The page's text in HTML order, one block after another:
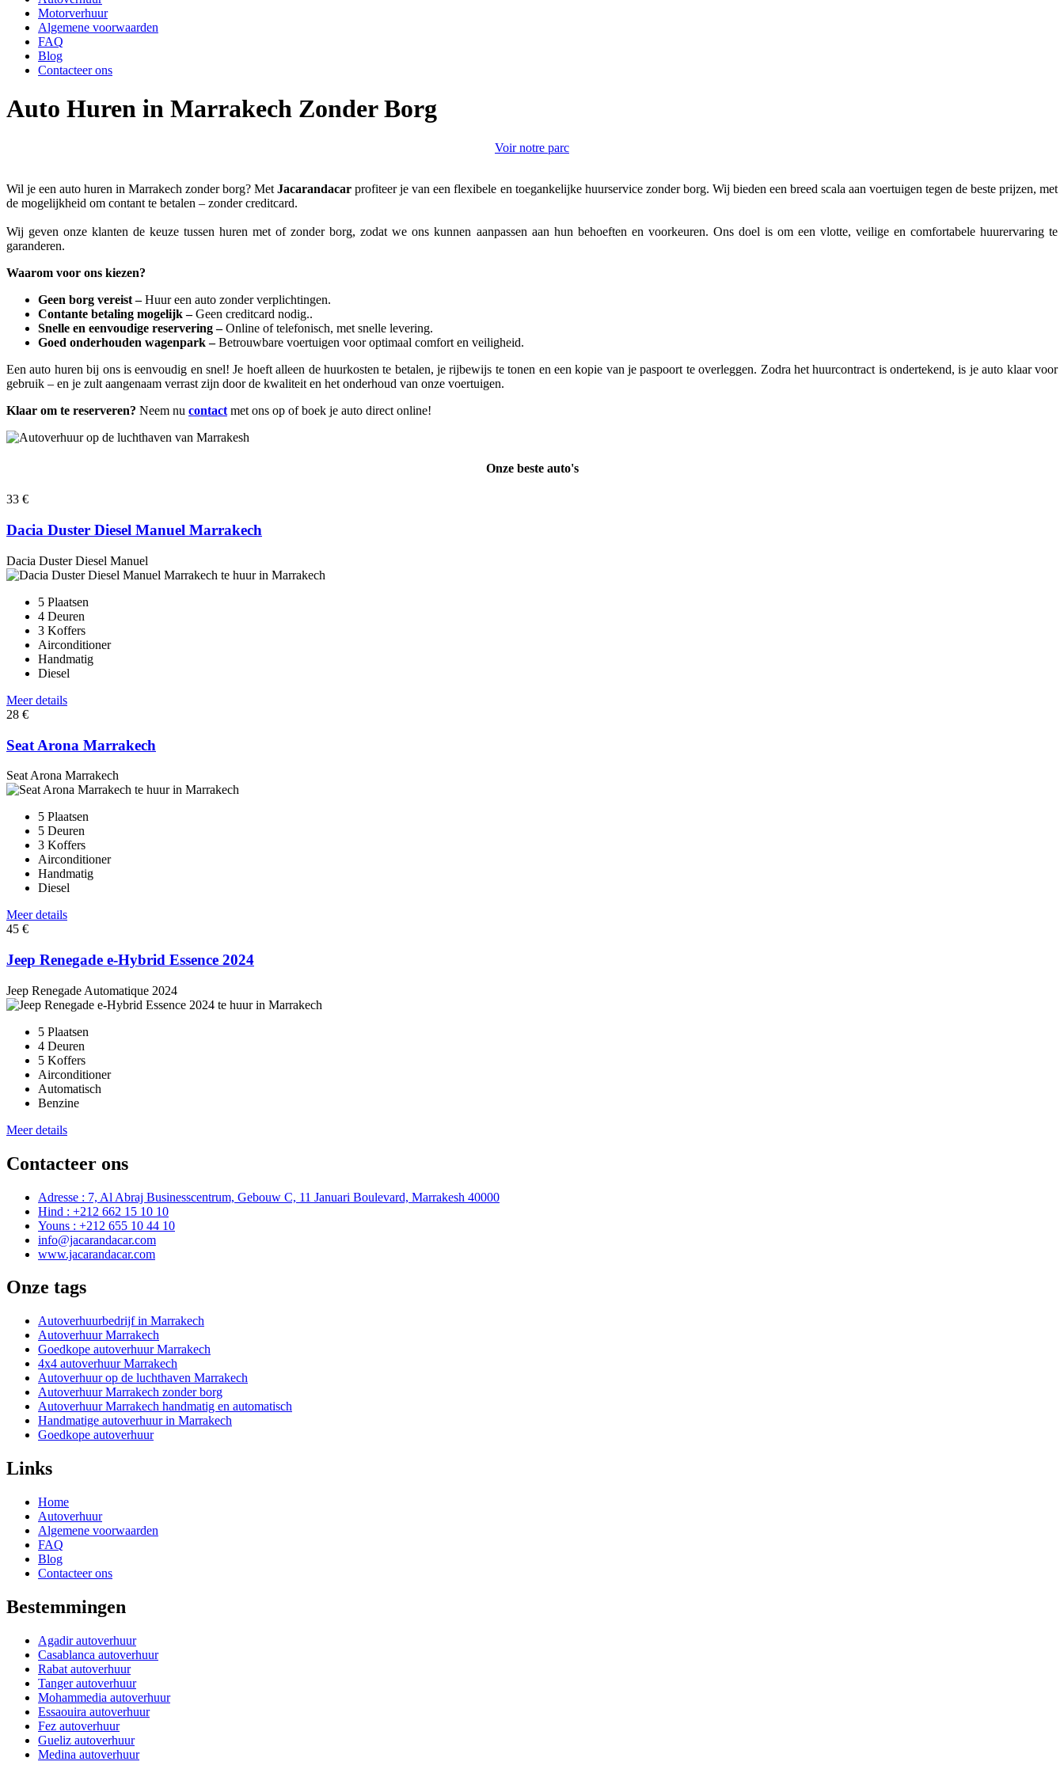
Motorverhuur
Algemene voorwaarden
FAQ
Blog
Contacteer ons
Auto Huren in Marrakech Zonder Borg
Voir notre parc
Wil je een auto huren in Marrakech zonder borg? MetJacarandacar profiteer je van een flexibele en toegankelijke huurservice zonder borg. Wij bieden een breed scala aan voertuigen tegen de beste prijzen, met
de mogelijkheid om contant te betalen – zonder creditcard.
Wij geven onze klanten de keuze tussen huren met of zonder borg, zodat we ons kunnen aanpassen aan hun behoeften en voorkeuren. Ons doel is om een vlotte, veilige en comfortabele huurervaring te
garanderen.
Waarom voor ons kiezen?
Geen borg vereist –Huur een auto zonder verplichtingen.
Contante betaling mogelijk –Geen creditcard nodig..
Snelle en eenvoudige reservering –Online of telefonisch, met snelle levering.
Goed onderhouden wagenpark –Betrouwbare voertuigen voor optimaal comfort en veiligheid.
Een auto huren bij ons is eenvoudig en snel! Je hoeft alleen de huurkosten te betalen, je rijbewijs te tonen en een kopie van je paspoort te overleggen. Zodra het huurcontract is ondertekend, is je auto klaar voor
gebruik – en je zult aangenaam verrast zijn door de kwaliteit en het onderhoud van onze voertuigen.
Klaar om te reserveren? Neem nu contact met ons op of boek je auto direct online!
Onze beste auto's
33 €
Dacia Duster Diesel Manuel Marrakech
Dacia Duster Diesel Manuel
5 Plaatsen
4 Deuren
3 Koffers
Airconditioner
Handmatig
Diesel
Meer details
28 €
Seat Arona Marrakech
Seat Arona Marrakech
5 Plaatsen
5 Deuren
3 Koffers
Airconditioner
Handmatig
Diesel
Meer details
45 €
Jeep Renegade e-Hybrid Essence 2024
Jeep Renegade Automatique 2024
5 Plaatsen
4 Deuren
5 Koffers
Airconditioner
Automatisch
Benzine
Meer details
Contacteer ons
Adresse : 7, Al Abraj Businesscentrum, Gebouw C, 11 Januari Boulevard, Marrakesh 40000
Hind : +212 662 15 10 10
Youns : +212 655 10 44 10
info@jacarandacar.com
www.jacarandacar.com
Onze tags
Autoverhuurbedrijf in Marrakech
Autoverhuur Marrakech
Goedkope autoverhuur Marrakech
4x4 autoverhuur Marrakech
Autoverhuur op de luchthaven Marrakech
Autoverhuur Marrakech zonder borg
Autoverhuur Marrakech handmatig en automatisch
Handmatige autoverhuur in Marrakech
Goedkope autoverhuur
Links
Home
Autoverhuur
Algemene voorwaarden
FAQ
Blog
Contacteer ons
Bestemmingen
Agadir autoverhuur
Casablanca autoverhuur
Rabat autoverhuur
Tanger autoverhuur
Mohammedia autoverhuur
Essaouira autoverhuur
Fez autoverhuur
Gueliz autoverhuur
Medina autoverhuur